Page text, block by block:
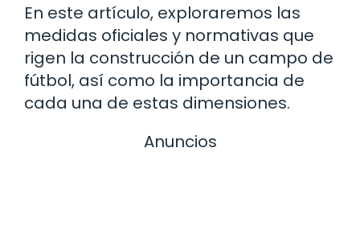
En este artículo, exploraremos las
medidas oficiales y normativas que
rigen la construcción de un campo de
fútbol, así como la importancia de
cada una de estas dimensiones.
Anuncios